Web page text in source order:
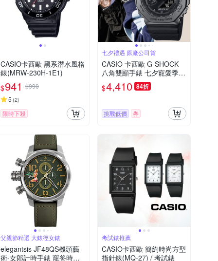
CASIO卡西歐 黑系潛水風格
錶(MRW-230H-1E1)
$941 $990
5 (2)
限時下殺
七夕禮遇 原廠公司貨
CASIO 卡西歐 G-SHOCK
八角雙顯手錶 七夕寵愛季
送禮推薦 GM-2100BB-1A
$4,410 84折
挑戰低價 券
父親節精選 大錶徑女錶
elegantsis JF48QS機頭藝
術-女郎計時手錶 寵爸時刻
考試錶推薦
CASIO卡西歐 簡約時尚方型
指針錶(MQ-27) / 考試錶